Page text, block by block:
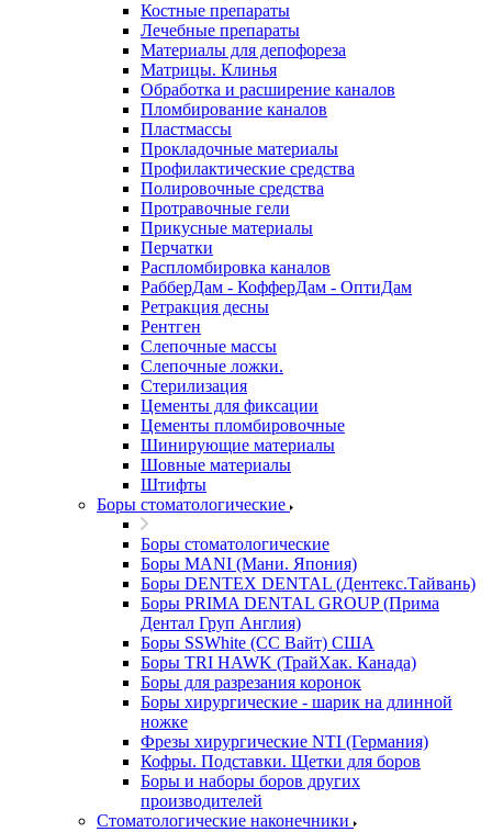
Костные препараты
Лечебные препараты
Материалы для депофореза
Матрицы. Клинья
Обработка и расширение каналов
Пломбирование каналов
Пластмассы
Прокладочные материалы
Профилактические средства
Полировочные средства
Протравочные гели
Прикусные материалы
Перчатки
Распломбировка каналов
РабберДам - КофферДам - ОптиДам
Ретракция десны
Рентген
Слепочные массы
Слепочные ложки.
Стерилизация
Цементы для фиксации
Цементы пломбировочные
Шинирующие материалы
Шовные материалы
Штифты
Боры стоматологические
Боры стоматологические
Боры MANI (Мани. Япония)
Боры DENTEX DENTAL (Дентекс.Тайвань)
Боры PRIMA DENTAL GROUP (Прима
Дентал Груп Англия)
Боры SSWhite (СС Вайт) США
Боры TRI HAWK (ТрайХак. Канада)
Боры для разрезания коронок
Боры хирургические - шарик на длинной
ножке
Фрезы хирургические NTI (Германия)
Кофры. Подставки. Щетки для боров
Боры и наборы боров других
производителей
Стоматологические наконечники